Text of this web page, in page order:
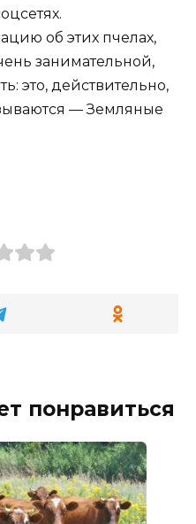
об этих пчелах,
занимательной,
это, действительно,
— Земляные
понравиться